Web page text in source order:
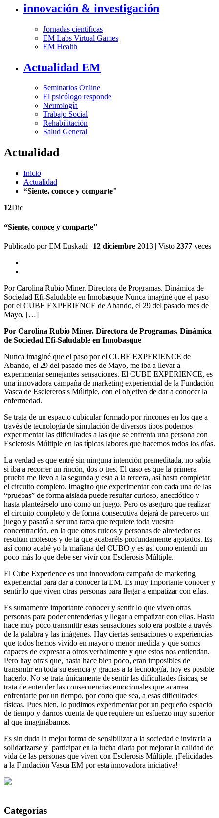
innovación & investigación
Jornadas científicas
EM Labs Virtual Games
EM Health
Actualidad EM
Seminarios Online
El psicólogo responde
Neurología
Trabajo Social
Rehabilitación
Salud General
Actualidad
Inicio
Actualidad
“Siente, conoce y comparte"
12Dic
“Siente, conoce y comparte"
Publicado porEM Euskadi | 12 diciembre 2013 | Visto 2377 veces
Por Carolina Rubio Miner. Directora de Programas. Dinámica de
Sociedad Efi-Saludable en Innobasque Nunca imaginé que el paso
por el CUBE EXPERIENCE de Abando, el 29 del pasado mes de
Mayo, […]
Por Carolina Rubio Miner. Directora de Programas. Dinámica
de Sociedad Efi-Saludable en Innobasque
Nunca imaginé que el paso por el CUBE EXPERIENCE de
Abando, el 29 del pasado mes de Mayo, me iba a llevar a
experimentar semejantes sensaciones. El CUBE EXPERIENCE, es
una innovadora campaña de marketing experiencial de la Fundación
Vasca de Esclererosis Múltiple, con el objetivo de dar a conocer la
enfermedad.
Se trata de un espacio cubicular formado por rincones en los que a
través de tecnología de simulación de diversos tipos podemos
experimentar las dificultades a las que se enfrenta una persona con
Esclerosis Múltiple en las típicas labores que hacemos todos los días.
La verdad es que entré sin ninguna intención premeditada, no sabía
si iba a recorrer un rincón, dos o tres. El caso es que la primera
prueba me llevo a la segunda y esta a la tercera, así hasta completar
el circuito completo. Imagino que experimentar con cada una de las
“pruebas” de forma aislada puede resultar curioso, anecdótico y
hasta planteárselo uno como un juego. Pero os aseguro que realizar
el circuito completo y de forma consecutiva dejará de pareceros un
juego y pasará a ser una tarea que requiere toda vuestra
concentración, en la que otros ruidos y personas de alrededor os
resultan molestos y de la que acabaréis profundamente agotados. Es
así como acabé yo la mañana del CUBO y es así como entendí un
poco más lo que debe ser vivir con Esclerosis Múltiple.
El Cube Experience es una innovadora campaña de marketing
experiencial para dar a conocer la EM. Es muy importante conocer y
sentir lo que viven otras personas para llegar a empatizar con ellas.
Es sumamente importante conocer y sentir lo que viven otras
personas para poder entenderlas y llegar a empatizar con ellas. Hasta
hace muy poco transmitir estas sensaciones solo era posible a través
de la palabra y las imágenes. Hay ciertas sensaciones o experiencias
que todos hemos vivido en mayor o menor medida y que somos
capaces de expresar a otros verbalmente y que estos nos entiendan.
Pero hay otras que, hasta hace bien poco, eran imposibles de
transmitir en toda su esencia y gracias a la tecnología, hoy es posible
hacerlo. No se trata únicamente de sentir las dificultades físicas, se
trata de entender las consecuencias emocionales que acarrea
enfrentarte por un tiempo, por corto que sea, a esas dificultades
físicas. Pues bien, lo pudimos experimentar por un pequeño espacio
de tiempo y darnos cuenta de que requiere un esfuerzo muy superior
al que imaginábamos.
Es sin duda la mejor forma de sensibilizar a la sociedad e invitarla a
solidarizarse y participar en la lucha diaria por mejorar la calidad de
vida de las personas que viven con Esclerosis Múltiple. ¡Felicidades
a la Fundación Vasca EM por esta innovadora iniciativa!
Categorías